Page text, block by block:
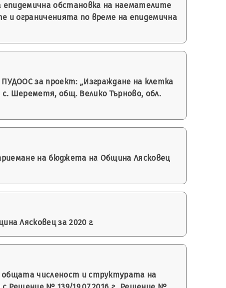
епидемична обстановка на наемателите
и ограниченията по време на епидемична
за проект: „Изграждане на клетка
Шереметя, общ. Велико Търново, обл.
на бюджета на Община Лясковец
Лясковец за 2020 г.
общата численост и структурата на